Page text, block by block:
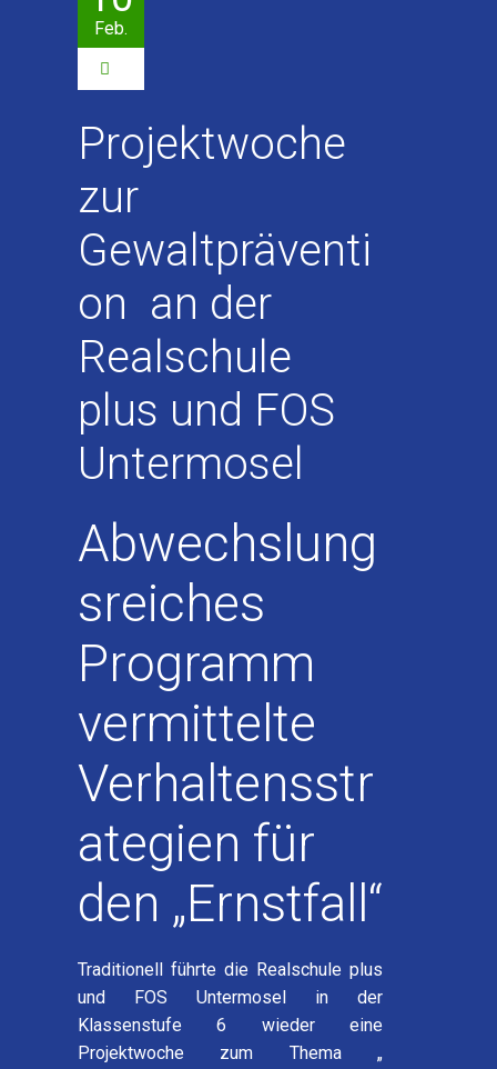
Feb.
Projektwoche
zur
Gewaltpräventi
on an der
Realschule
plus und FOS
Untermosel
Abwechslung
sreiches
Programm
vermittelte
Verhaltensstr
ategien für
den „Ernstfall“
Traditionell führte die Realschule plus
und FOS Untermosel in der
Klassenstufe 6 wieder eine
Projektwoche zum Thema „